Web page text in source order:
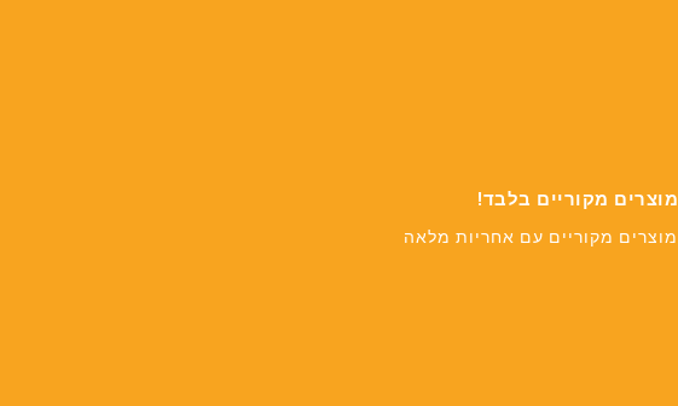
מוצרים מקוריים בלבד!
מוצרים מקוריים עם אחריות מלאה